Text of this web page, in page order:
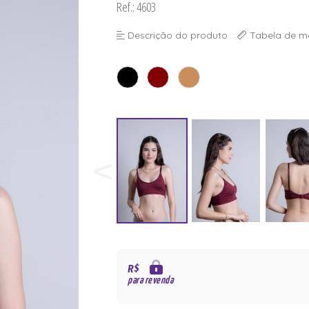
Ref.: 4603
Descrição do produto Tabela de
R$
para revenda